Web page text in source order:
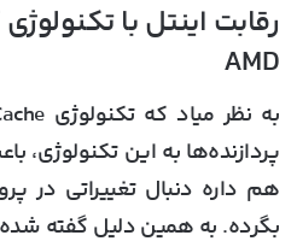
رقابت اینتل با
AMD
پردازنده‌ها به این تکنولوژی،
هم داره دنبال تغییراتی در
بگرده. به همین دلیل گفته